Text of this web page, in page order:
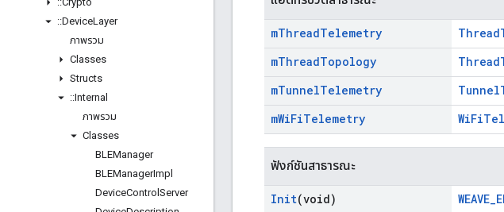
::DeviceLayer
ภาพรวม
Classes
Structs
::Internal
ภาพรวม
Classes
BLEManager
BLEManagerImpl
DeviceControl Server
mThreadTelemetry
mThreadTopology
mTunnelTelemetry
mWiFiTelemetry
ฟังก์ชันสาธารณะ
Init(void)